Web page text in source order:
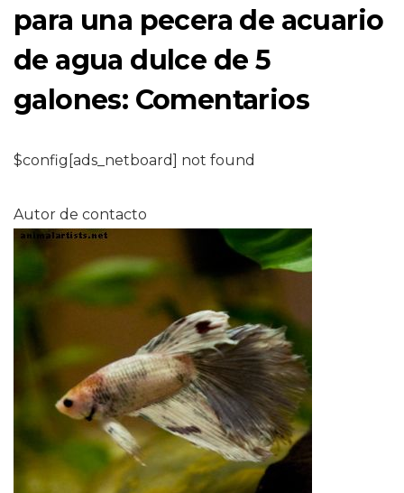
para una pecera de acuario
de agua dulce de 5
galones: Comentarios
$config[ads_netboard] not found
Autor de contacto